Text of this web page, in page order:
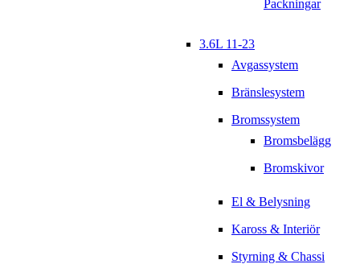
Packningar
3.6L 11-23
Avgassystem
Bränslesystem
Bromssystem
Bromsbelägg
Bromskivor
El & Belysning
Kaross & Interiör
Styrning & Chassi